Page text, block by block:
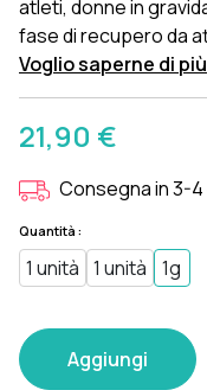
atleti, donne in
fase di recupero da
Voglio saperne di più
21,90 €
Consegna in 3-
Quantità :
1 unità 1 unità 1g
Aggiungi